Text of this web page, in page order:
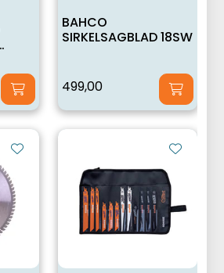
BAHCO
SIRKELSAGBLAD 18SW
499,00